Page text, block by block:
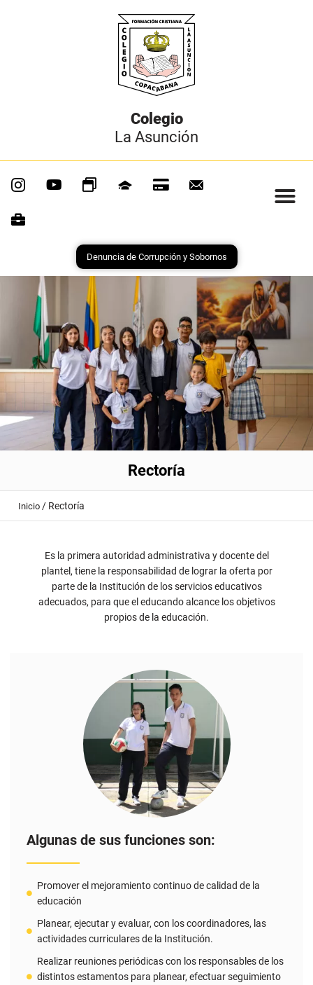
Colegio
La Asunción
Rectoría
Es la primera autoridad administrativa y docente del
parte de la Institución de los servicios educativos
adecuados, para que el educando alcance los objetivos
propios de la educación.
Algunas de sus funciones son:
Promover el mejoramiento continuo de calidad de la
educación
Planear, ejecutar y evaluar, con los coordinadores, las
actividades curriculares de la Institución.
Realizar reuniones periódicas con los responsables de los
distintos estamentos para planear, efectuar seguimiento
y evaluar las actividades y proyectos desarrollados.
Establecer procedimientos, mecanismos y canales de